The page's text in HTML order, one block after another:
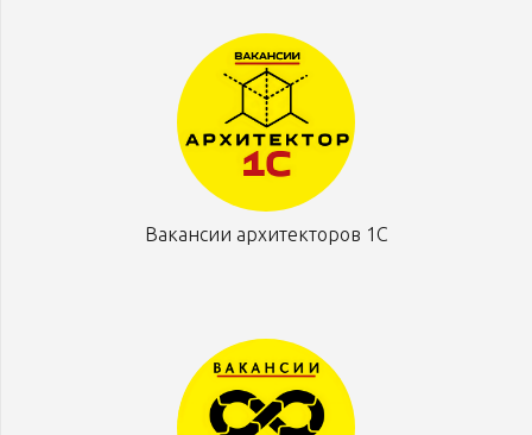
Вакансии архитекторов 1С